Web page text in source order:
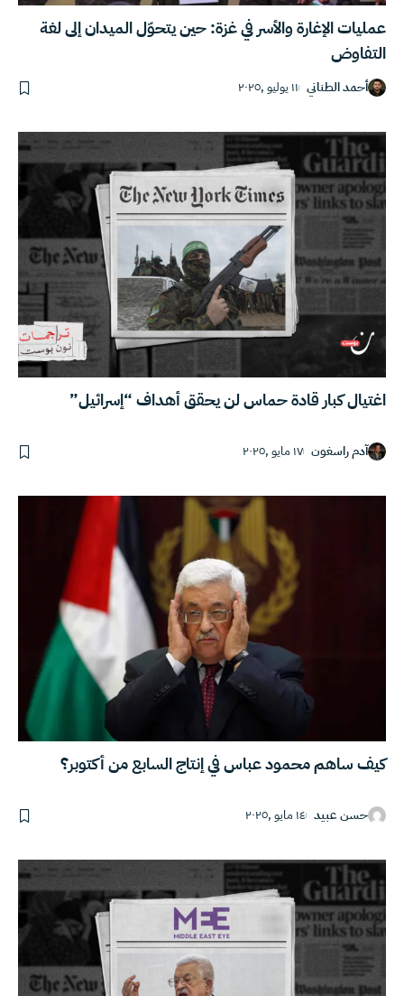
عمليات الإغارة والأسر في غزة: حين يتحوّل الميدان إلى لغة
التفاوض
أحمد الطناني ١١ يوليو ,٢٠٢٥
اغتيال كبار قادة حماس لن يحقق أهداف “إسرائيل”
آدم راسغون ١٧ مايو ,٢٠٢٥
كيف ساهم محمود عباس في إنتاج السابع من أكتوبر؟
حسن عبيد ١٤ مايو ,٢٠٢٥